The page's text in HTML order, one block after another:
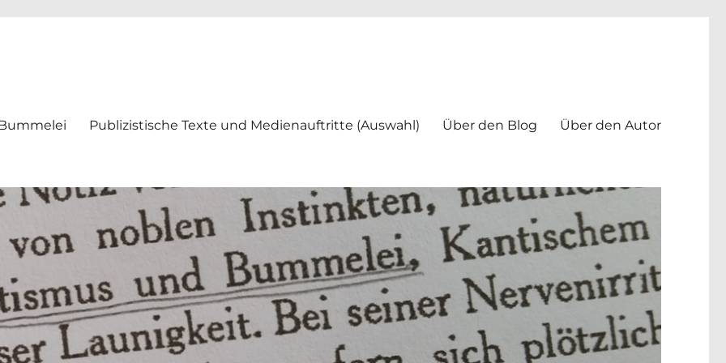
Publizistische Texte und Medienauftritte (Auswahl) Über den Blog Über den Autor